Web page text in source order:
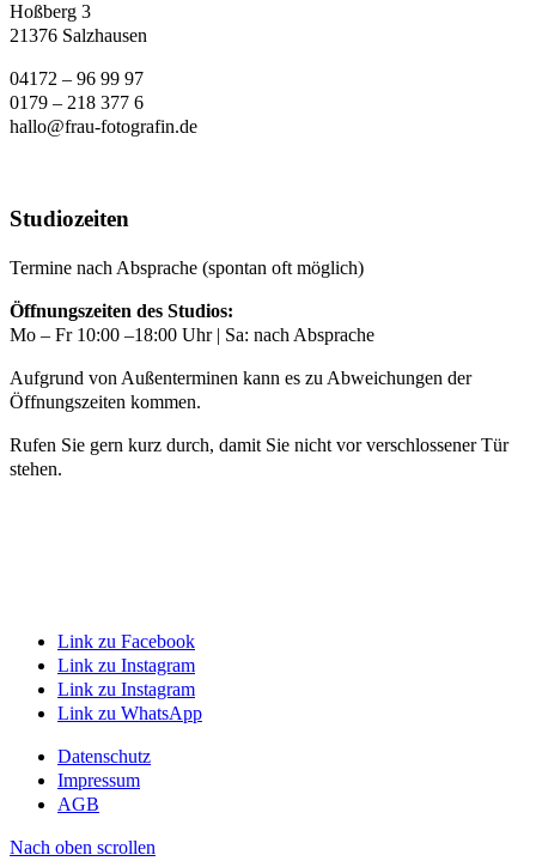
Hoßberg 3
21376 Salzhausen
04172 – 96 99 97
0179 – 218 377 6
hallo@frau-fotografin.de
Studiozeiten
Termine nach Absprache (spontan oft möglich)
Öffnungszeiten des Studios:
Mo – Fr 10:00 –18:00 Uhr | Sa: nach Absprache
Aufgrund von Außenterminen kann es zu Abweichungen der
Öffnungszeiten kommen.
Rufen Sie gern kurz durch, damit Sie nicht vor verschlossener Tür
stehen.
Link zu Facebook
Link zu Instagram
Link zu Instagram
Link zu WhatsApp
Datenschutz
Impressum
AGB
Nach oben scrollen